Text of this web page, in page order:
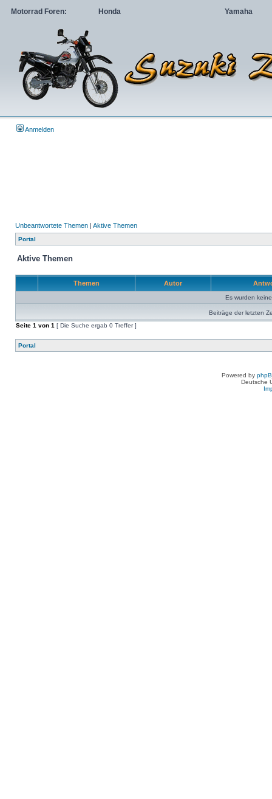
Motorrad Foren: Honda Yamaha
Anmelden
Unbeantwortete Themen | Aktive Themen
Portal
Aktive Themen
Themen Autor
Es wurden
Beiträge der letzten
Seite 1 von 1 [ Die Suche ergab 0 Treffer ]
Portal
Powered by
Deutsche